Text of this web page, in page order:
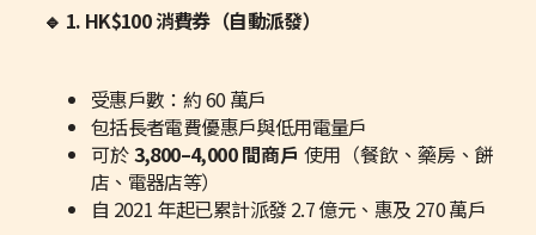
🔹 1. HK$100 消費券（自動派發）
受惠戶數：約 60 萬戶
包括長者電費優惠戶與低用電量戶
可於3,800–4,000 間商戶 使用（餐飲、藥房、餅
店、電器店等）
自 2021 年起已累計派發 2.7 億元、惠及 270 萬戶